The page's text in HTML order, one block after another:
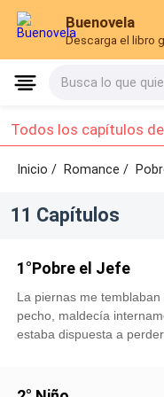
Buenovela
Descarga el libro
Busca lo que
Inicio / Romance/
11 Capítulos
1°Pobre el Jefe
La piernas me
pecho, maldecía
estaba dispuesta a
seguir a un niño
gente me miraba y yo